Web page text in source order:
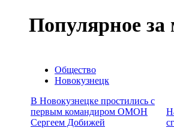
Популярное за
Общество
Новокузнецк
В Новокузнецке простились с
первым командиром ОМОН
Сергеем Добижей